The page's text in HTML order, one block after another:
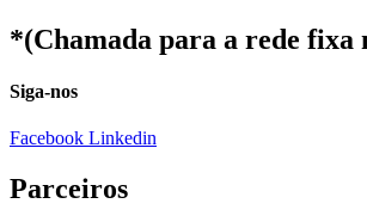
*(Chamada para a rede fixa
Siga-nos
Facebook Linkedin
Parceiros